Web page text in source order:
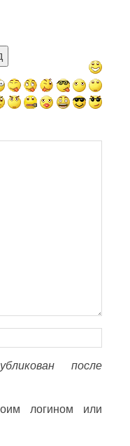
после
логином или